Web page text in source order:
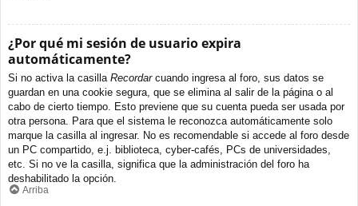
¿Por qué mi sesión de usuario expira
automáticamente?
Si no activa la casilla Recordarcuando ingresa al foro, sus datos se
guardan en una cookie segura, que se elimina al salir de la página o al
cabo de cierto tiempo. Esto previene que su cuenta pueda ser usada por
otra persona. Para que el sistema le reconozca automáticamente solo
marque la casilla al ingresar. No es recomendable si accede al foro desde
un PC compartido, e.j. biblioteca, cyber-cafés, PCs de universidades,
etc. Si no ve la casilla, significa que la administración del foro ha
deshabilitado la opción.
Arriba